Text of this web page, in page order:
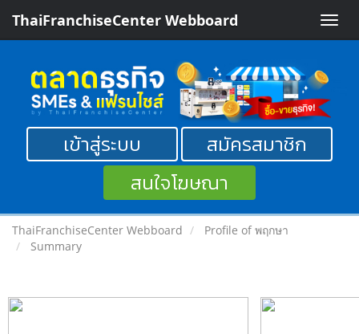
Toggle
ThaiFranchiseCenter Webboard
เข้าสู่ระบบ
สมัครสมาชิก
สนใจโฆษณา
ThaiFranchiseCenter Webboard
Profile of พฤกษา
Summary